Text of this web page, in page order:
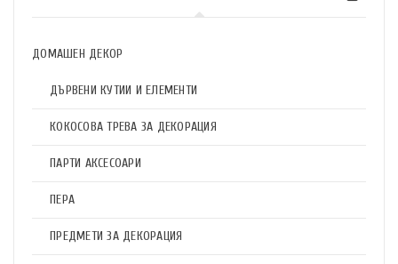
ДОМАШЕН ДЕКОР
ДЪРВЕНИ КУТИИ И ЕЛЕМЕНТИ
КОКОСОВА ТРЕВА ЗА ДЕКОРАЦИЯ
ПАРТИ АКСЕСОАРИ
ПЕРА
ПРЕДМЕТИ ЗА ДЕКОРАЦИЯ